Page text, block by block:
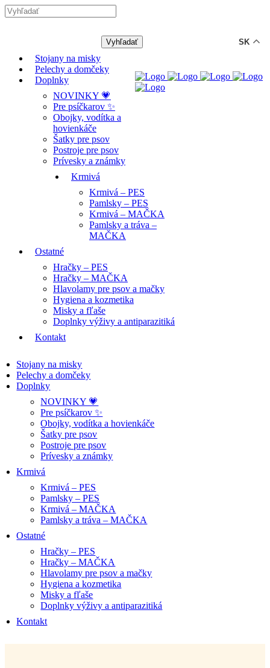
Stojany na misky
Pelechy a domčeky
Doplnky
NOVINKY 💗
Pre psíčkarov ✨
Obojky, vodítka a
hovienkáče
Šatky pre psov
Postroje pre psov
Prívesky a známky
Krmivá
Krmivá – PES
Pamlsky – PES
Krmivá – MAČKA
Pamlsky a tráva –
MAČKA
Ostatné
Hračky – PES
Hračky – MAČKA
Hlavolamy pre psov a mačky
Hygiena a kozmetika
Misky a fľaše
Doplnky výživy a antiparazitiká
Kontakt
Stojany na misky
Pelechy a domčeky
Doplnky
NOVINKY 💗
Pre psíčkarov ✨
Obojky, vodítka a hovienkáče
Šatky pre psov
Postroje pre psov
Prívesky a známky
Krmivá
Krmivá – PES
Pamlsky – PES
Krmivá – MAČKA
Pamlsky a tráva – MAČKA
Ostatné
Hračky – PES
Hračky – MAČKA
Hlavolamy pre psov a mačky
Hygiena a kozmetika
Misky a fľaše
Doplnky výživy a antiparazitiká
Kontakt
SK
-12% ZĽAVA s kódom "LETO12" ☀️